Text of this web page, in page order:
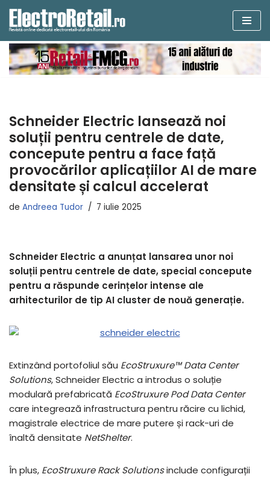
Sari
la
conținut
Schneider Electric lansează noi
soluții pentru centrele de date,
concepute pentru a face față
provocărilor aplicațiilor AI de mare
densitate și calcul accelerat
de Andreea Tudor 7 iulie 2025
Schneider Electric a anunțat lansarea unor noi
soluții pentru centrele de date, special concepute
pentru a răspunde cerințelor intense ale
arhitecturilor de tip AI cluster de nouă generație.
Extinzând portofoliul său EcoStruxure™ Data Center
Solutions, Schneider Electric a introdus o soluție
modulară prefabricată EcoStruxure Pod Data Center
care integrează infrastructura pentru răcire cu lichid,
magistrale electrice de mare putere și rack-uri de
înaltă densitate NetShelter.
În plus, EcoStruxure Rack Solutionsinclude configurații